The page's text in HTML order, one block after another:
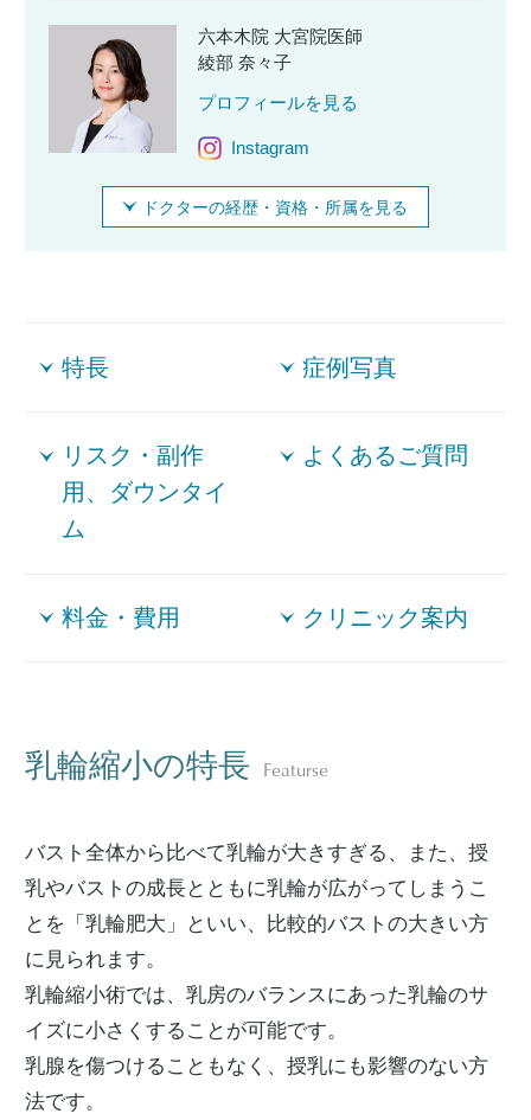
六本木院 大宮院医師
綾部 奈々子
プロフィールを見る
Instagram
ドクターの経歴・資格・所属を見る
特長 症例写真
リスク・副作
用、ダウンタイ
ム
よくあるご質問
料金・費用 クリニック案内
乳輪縮小の特長 Featurse
バスト全体から比べて乳輪が大きすぎる、また、授
乳やバストの成長とともに乳輪が広がってしまうこ
とを「乳輪肥大」といい、比較的バストの大きい方
に見られます。
乳輪縮小術では、乳房のバランスにあった乳輪のサ
イズに小さくすることが可能です。
乳腺を傷つけることもなく、授乳にも影響のない方
法です。